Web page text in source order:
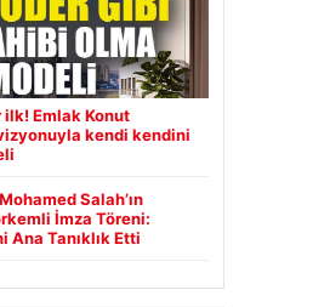
ilk! Emlak Konut
kendi kendini
Salah’ın
İmza Töreni:
Ana Tanıklık Etti